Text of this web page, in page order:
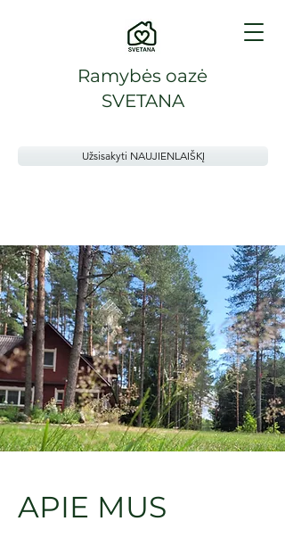
Ramybės oazė
SVETANA
Užsisakyti NAUJIENLAIŠKĮ
APIE MUS